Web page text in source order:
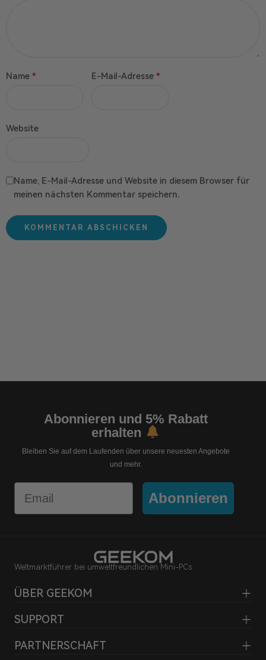
Name * E-Mail-Adresse *
Website
Name, E-Mail-Adresse und Website in diesem Browser für
meinen nächsten Kommentar speichern.
Abonnieren und 5% Rabatt
erhalten
Bleiben Sie auf dem Laufenden über unsere neuesten Angebote
und mehr.
Abonnieren
Weltmarktführer bei umweltfreundlichen Mini-PCs
ÜBER GEEKOM
SUPPORT
PARTNERSCHAFT